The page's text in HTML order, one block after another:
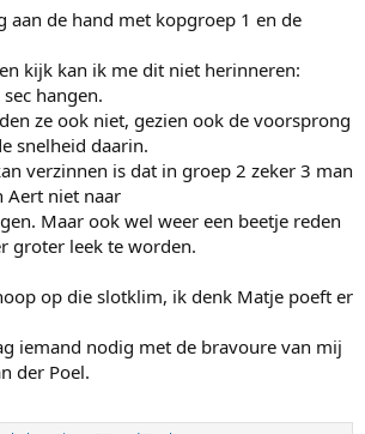
aan de hand met kopgroep 1 en de
kijk kan ik me dit niet herinneren:
hangen.
ze ook niet, gezien ook de voorsprong
snelheid daarin.
verzinnen is dat in groep 2 zeker 3 man
Aert niet naar
Maar ook wel weer een beetje reden
groter leek te worden.
op die slotklim, ik denk Matje poeft er
iemand nodig met de bravoure van mij
der Poel.